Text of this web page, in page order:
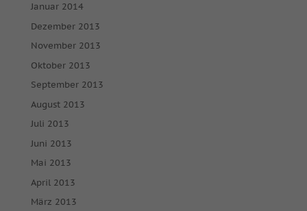
Januar 2014
Dezember 2013
November 2013
Oktober 2013
September 2013
August 2013
Juli 2013
Juni 2013
Mai 2013
April 2013
März 2013